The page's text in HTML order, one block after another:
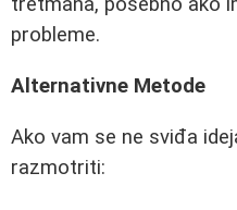
probleme.
Alternativne Metode
Ako vam se ne sviđa
razmotriti: